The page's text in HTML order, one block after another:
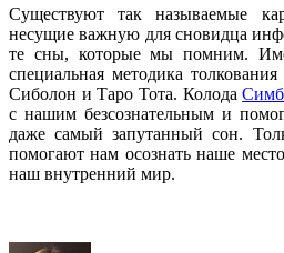
Существуют так называемые
несущие важную для сновидца
те сны, которые мы помним.
специальная методика
Сиболон и Таро Тота. Колода
с нашим безсознательным и
даже самый запутанный сон.
помогают нам осознать наше
наш внутренний мир.